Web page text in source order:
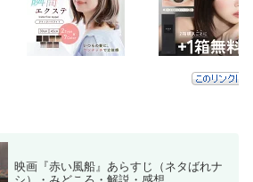
映画『赤い風船』あらすじ（ネタばれナ